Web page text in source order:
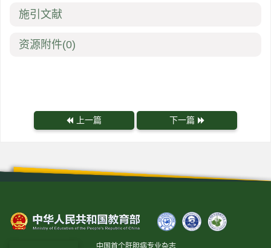
施引文献
资源附件(0)
上一篇 下一篇